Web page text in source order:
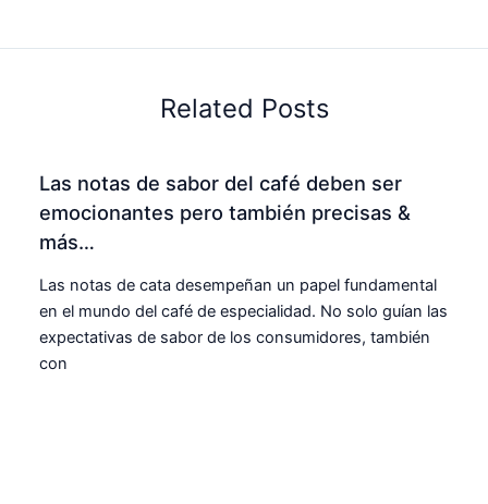
Related Posts
Las notas de sabor del café deben ser
emocionantes pero también precisas &
más…
Las notas de cata desempeñan un papel fundamental
en el mundo del café de especialidad. No solo guían las
expectativas de sabor de los consumidores, también
con